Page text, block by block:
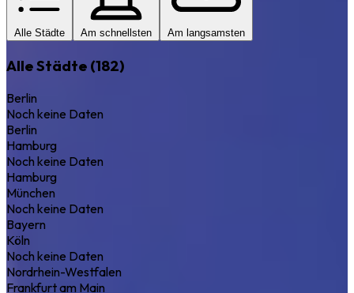
Alle Städte Am schnellsten Am langsamsten
Alle Städte (182)
Berlin
Noch keine Daten
Berlin
Hamburg
Noch keine Daten
Hamburg
München
Noch keine Daten
Bayern
Köln
Noch keine Daten
Nordrhein-Westfalen
Frankfurt am Main